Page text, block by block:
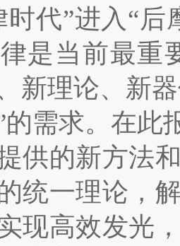
时代”进入“后
是当前最重
新理论、新
的需求。在此
供的新方法
统一理论，
现高效发光